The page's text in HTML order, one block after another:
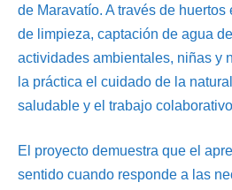
de Maravatío. A través de
de limpieza, captación de agua
actividades ambientales, niñas y
la práctica el cuidado de la
saludable y el trabajo
El proyecto demuestra que el
sentido cuando responde a las